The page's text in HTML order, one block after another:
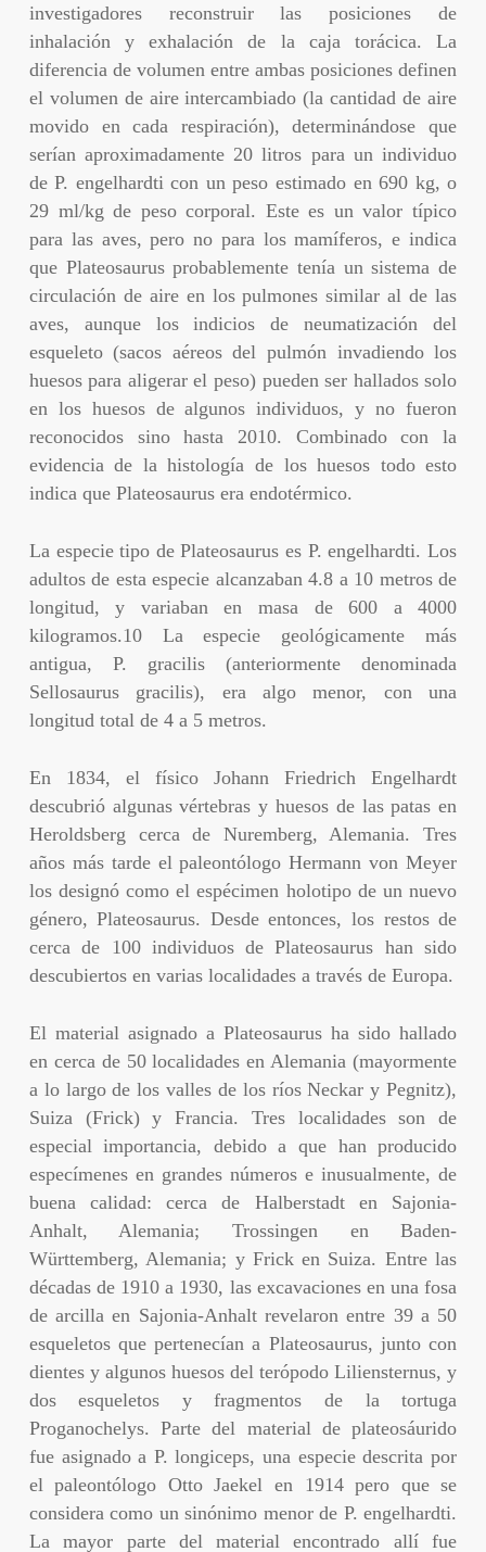
investigadores reconstruir las posiciones de
inhalación y exhalación de la caja torácica. La
diferencia de volumen entre ambas posiciones definen
el volumen de aire intercambiado (la cantidad de aire
movido en cada respiración), determinándose que
serían aproximadamente 20 litros para un individuo
de P. engelhardti con un peso estimado en 690 kg, o
29 ml/kg de peso corporal. Este es un valor típico
para las aves, pero no para los mamíferos, e indica
que Plateosaurus probablemente tenía un sistema de
circulación de aire en los pulmones similar al de las
aves, aunque los indicios de neumatización del
esqueleto (sacos aéreos del pulmón invadiendo los
huesos para aligerar el peso) pueden ser hallados solo
en los huesos de algunos individuos, y no fueron
reconocidos sino hasta 2010. Combinado con la
evidencia de la histología de los huesos todo esto
indica que Plateosaurus era endotérmico.
La especie tipo de Plateosaurus es P. engelhardti. Los
adultos de esta especie alcanzaban 4.8 a 10 metros de
longitud, y variaban en masa de 600 a 4000
kilogramos.10 La especie geológicamente más
antigua, P. gracilis (anteriormente denominada
Sellosaurus gracilis), era algo menor, con una
longitud total de 4 a 5 metros.
En 1834, el físico Johann Friedrich Engelhardt
descubrió algunas vértebras y huesos de las patas en
Heroldsberg cerca de Nuremberg, Alemania. Tres
años más tarde el paleontólogo Hermann von Meyer
los designó como el espécimen holotipo de un nuevo
género, Plateosaurus. Desde entonces, los restos de
cerca de 100 individuos de Plateosaurus han sido
descubiertos en varias localidades a través de Europa.
El material asignado a Plateosaurus ha sido hallado
en cerca de 50 localidades en Alemania (mayormente
a lo largo de los valles de los ríos Neckar y Pegnitz),
Suiza (Frick) y Francia. Tres localidades son de
especial importancia, debido a que han producido
especímenes en grandes números e inusualmente, de
buena calidad: cerca de Halberstadt en Sajonia-
Anhalt, Alemania; Trossingen en Baden-
Württemberg, Alemania; y Frick en Suiza. Entre las
décadas de 1910 a 1930, las excavaciones en una fosa
de arcilla en Sajonia-Anhalt revelaron entre 39 a 50
esqueletos que pertenecían a Plateosaurus, junto con
dientes y algunos huesos del terópodo Liliensternus, y
dos esqueletos y fragmentos de la tortuga
Proganochelys. Parte del material de plateosáurido
fue asignado a P. longiceps, una especie descrita por
el paleontólogo Otto Jaekel en 1914 pero que se
considera como un sinónimo menor de P. engelhardti.
La mayor parte del material encontrado allí fue